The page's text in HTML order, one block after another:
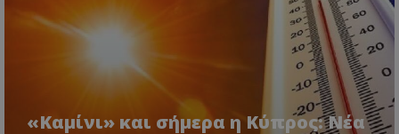
«Καμίνι» και σήμερα η Κύπρος: Νέα